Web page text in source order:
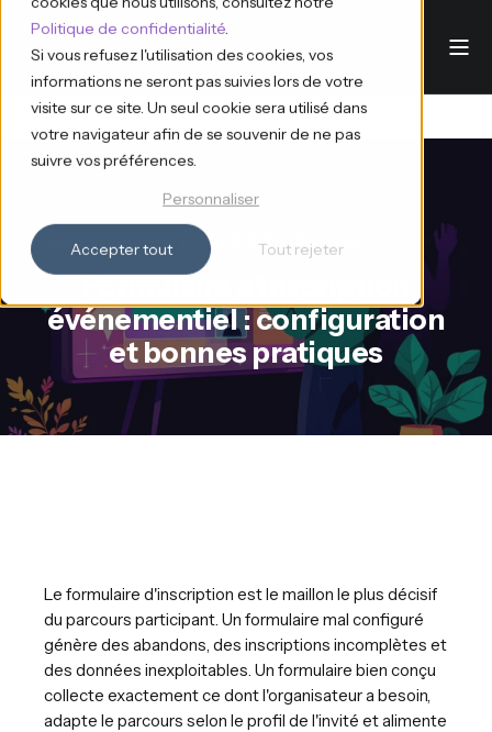
Politique de confidentialité.
Si vous refusez l'utilisation des cookies, vos
informations ne seront pas suivies lors de votre
visite sur ce site. Un seul cookie sera utilisé dans
votre navigateur afin de se souvenir de ne pas
suivre vos préférences.
Personnaliser
Accepter tout Tout rejeter
Ana d'Eventdrive 30.6.2026 9 min read
Formulaire d'inscription
événementiel : configuration
et bonnes pratiques
Le formulaire d'inscription est le maillon le plus décisif
du parcours participant. Un formulaire mal configuré
génère des abandons, des inscriptions incomplètes et
des données inexploitables. Un formulaire bien conçu
collecte exactement ce dont l'organisateur a besoin,
adapte le parcours selon le profil de l'invité et alimente